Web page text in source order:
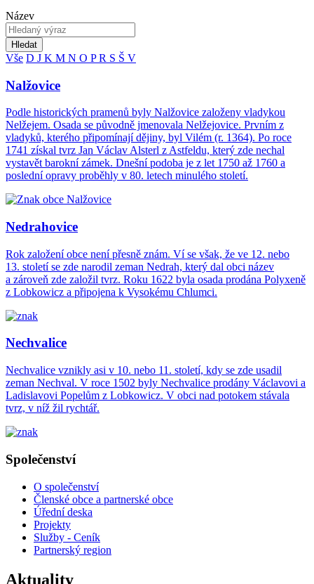
Název
Hledat
Vše D J K M N O PR S Š V
Nalžovice
Podle historických pramenů byly Nalžovice založeny vladykou
Nelžejem. Osada se původně jmenovala Nelžejovice. Prvním z
vladyků, kterého připomínají dějiny, byl Vilém (r. 1364). Po roce
1741 získal tvrz Jan Václav Alsterl z Astfeldu, který zde nechal
vystavět barokní zámek. Dnešní podoba je z let 1750 až 1760 a
poslední opravy proběhly v 80. letech minulého století.
Nedrahovice
Rok založení obce není přesně znám. Ví se však, že ve 12. nebo
13. století se zde narodil zeman Nedrah, který dal obci název
a zároveň zde založil tvrz. Roku 1622 byla osada prodána Polyxeně
z Lobkowicz a připojena k Vysokému Chlumci.
Nechvalice
Nechvalice vznikly asi v 10. nebo 11. století, kdy se zde usadil
zeman Nechval. V roce 1502 byly Nechvalice prodány Václavovi a
Ladislavovi Popelům z Lobkowicz. V obci nad potokem stávala
tvrz, v níž žil rychtář.
Společenství
O společenství
Členské obce a partnerské obce
Úřední deska
Projekty
Služby - Ceník
Partnerský region
Aktuality